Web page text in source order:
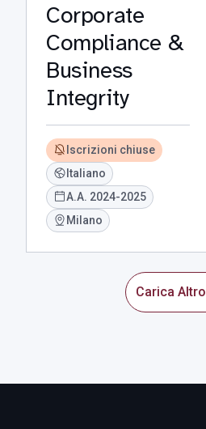
Corporate
Compliance &
Business
Integrity
Iscrizioni chiuse
Italiano
A.A. 2024-2025
Milano
Carica Altro